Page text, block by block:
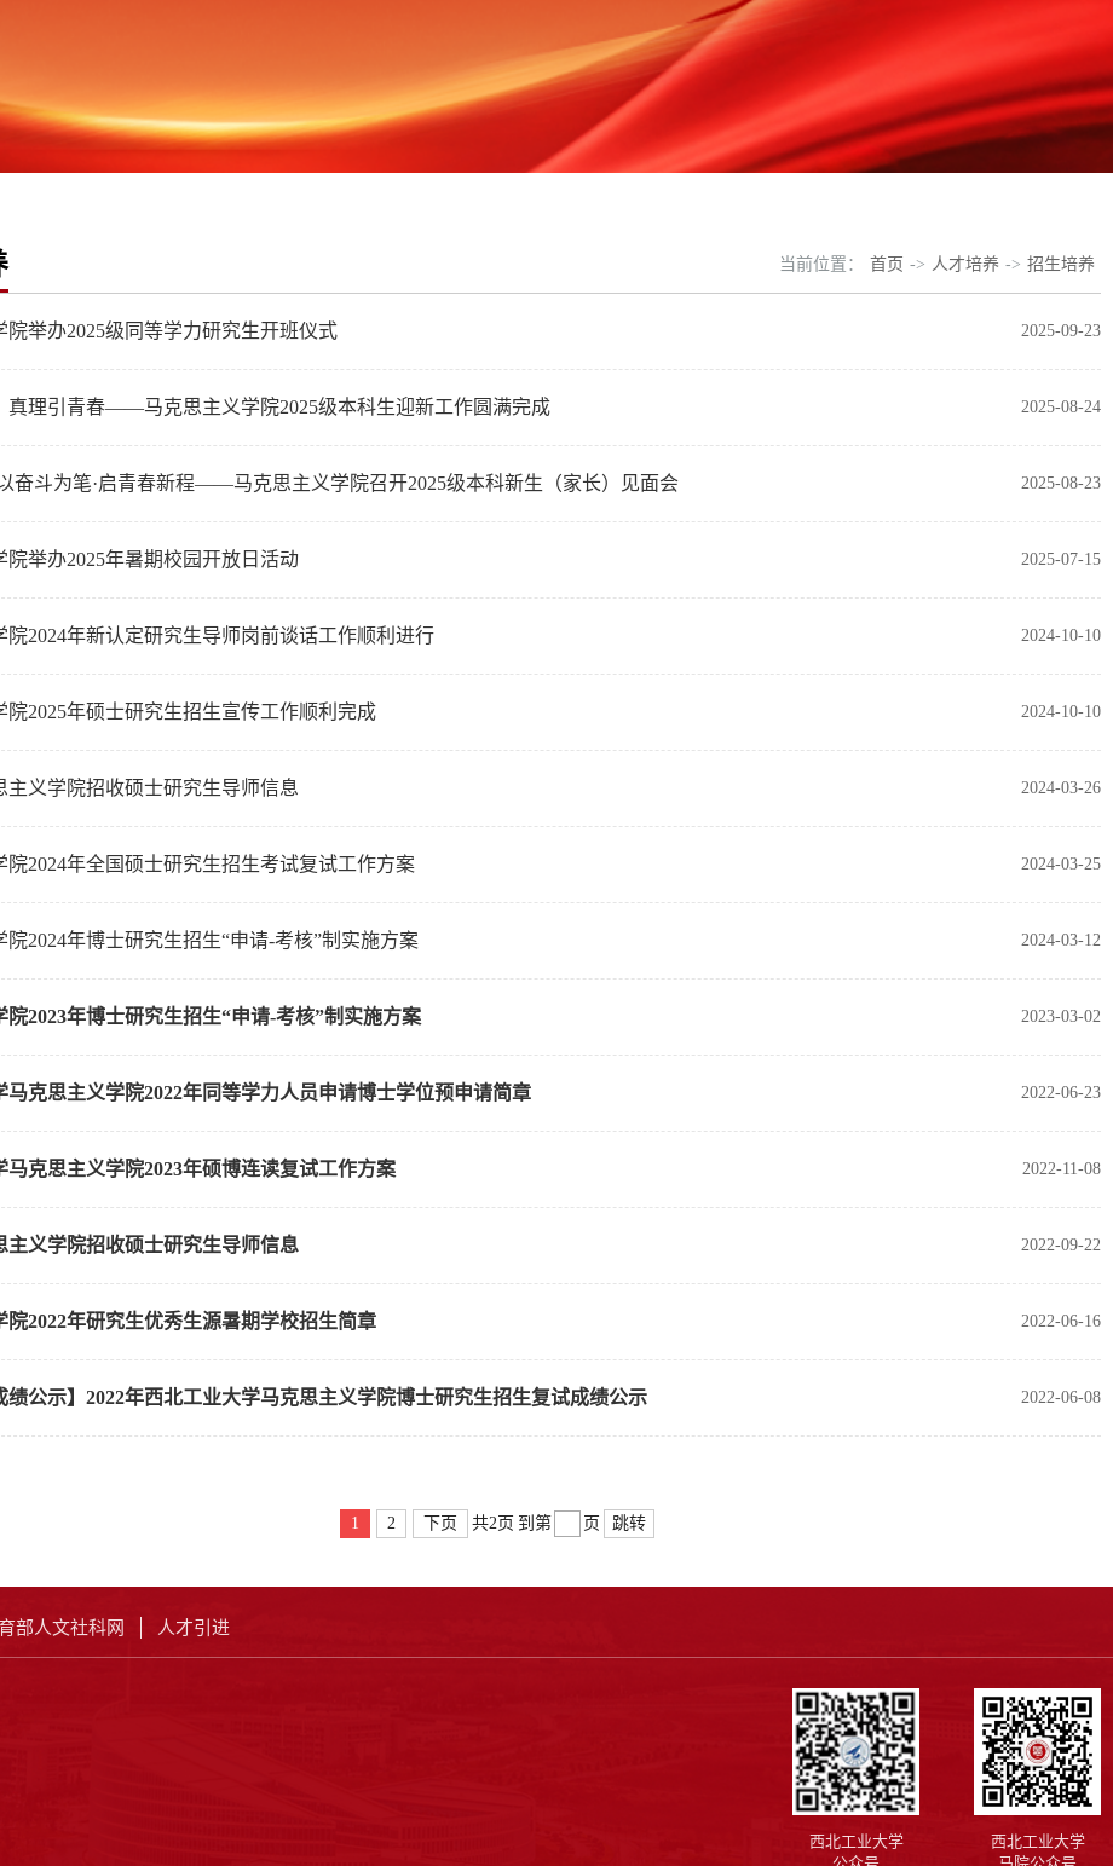
当前位置： 首页 -> 人才培养 -> 招生培养
2025-09-23
院举办2025级同等学力研究生开班仪式
2025-08-24
真理引青春——马克思主义学院2025级本科生迎新工作圆满完成
2025-08-23
奋斗为笔·启青春新程——马克思主义学院召开2025级本科新生（家长）见面会
2025-07-15
院举办2025年暑期校园开放日活动
2024-10-10
院2024年新认定研究生导师岗前谈话工作顺利进行
2024-10-10
院2025年硕士研究生招生宣传工作顺利完成
2024-03-26
主义学院招收硕士研究生导师信息
2024-03-25
院2024年全国硕士研究生招生考试复试工作方案
2024-03-12
院2024年博士研究生招生“申请-考核”制实施方案
2023-03-02
院2023年博士研究生招生“申请-考核”制实施方案
2022-06-23
马克思主义学院2022年同等学力人员申请博士学位预申请简章
2022-11-08
马克思主义学院2023年硕博连读复试工作方案
2022-09-22
主义学院招收硕士研究生导师信息
2022-06-16
院2022年研究生优秀生源暑期学校招生简章
2022-06-08
绩公示】2022年西北工业大学马克思主义学院博士研究生招生复试成绩公示
1 2 下页 共2页 到第 页 跳转
部人文社科网 人才引进
西北工业大学
西北工业大学